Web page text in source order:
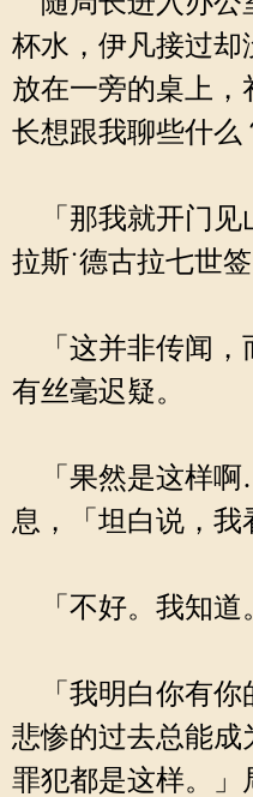
杯水，伊凡接过却
放在一旁的桌上，
长想跟我聊些什么
「那我就开门见
拉斯˙德古拉七世
「这并非传闻，
有丝毫迟疑。
「果然是这样
息，「坦白说，
「不好。我知道
「我明白你有你
悲惨的过去总能成
罪犯都是这样。」